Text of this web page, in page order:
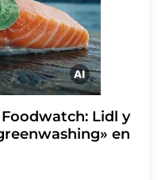
anular la
correspondiente.
Lidl y
en